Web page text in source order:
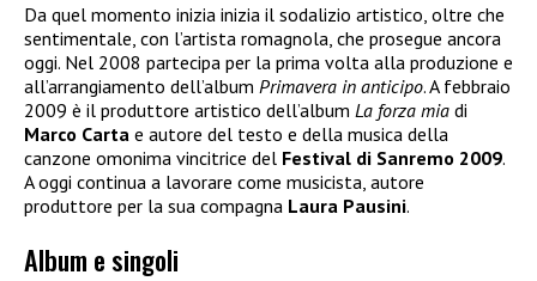
Da quel momento inizia inizia il sodalizio artistico, oltre che
sentimentale, con l’artista romagnola, che prosegue ancora
oggi. Nel 2008 partecipa per la prima volta alla produzione e
all’arrangiamento dell’album Primavera in anticipo. A febbraio
2009 è il produttore artistico dell’album La forza mia di
Marco Carta e autore del testo e della musica della
canzone omonima vincitrice del Festival di Sanremo 2009.
A oggi continua a lavorare come musicista, autore
produttore per la sua compagna Laura Pausini.
Album e singoli